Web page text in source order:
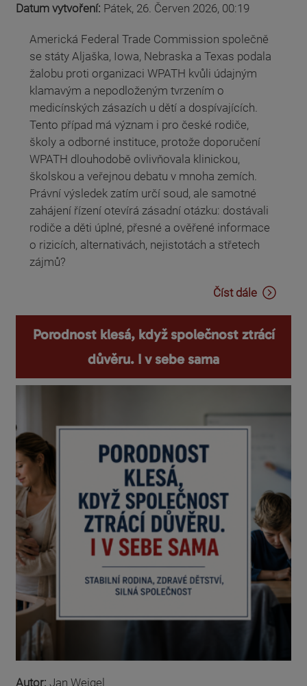
Datum vytvoření: Pátek, 26. Červen 2026, 00:19
Americká Federal Trade Commission společně
se státy Aljaška, Iowa, Nebraska a Texas podala
žalobu proti organizaci WPATH kvůli údajným
klamavým a nepodloženým tvrzením o
medicínských zásazích u dětí a dospívajících.
Tento případ má význam i pro české rodiče,
školy a odborné instituce, protože doporučení
WPATH dlouhodobě ovlivňovala klinickou,
školskou a veřejnou debatu v mnoha zemích.
Právní výsledek zatím určí soud, ale samotné
zahájení řízení otevírá zásadní otázku: dostávali
rodiče a děti úplné, přesné a ověřené informace
o rizicích, alternativách, nejistotách a střetech
zájmů?
Číst dále
Porodnost klesá, když společnost ztrácí
důvěru. I v sebe sama
Autor: Jan Weigel